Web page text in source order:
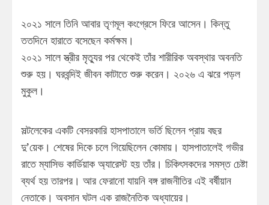
২০২১ সালে তিনি আবার তৃণমূল কংগ্রেসে ফিরে আসেন। কিন্তু
ততদিনে হারাতে বসেছেন কর্মক্ষম।
২০২১ সালে স্ত্রীর মৃত্যুর পর থেকেই তাঁর শারীরিক অবস্থার অবনতি
শুরু হয়। ঘরবন্দিই জীবন কাটাতে শুরু করেন। ২০২৬ এ ঝরে পড়ল
মুকুল।
সল্টলেকের একটি বেসরকারি হাসপাতালে ভর্তি ছিলেন প্রায় বছর
দু’য়েক। শেষের দিকে চলে গিয়েছিলেন কোমায়। হাসপাতালেই গভীর
রাতে ম্যাসিভ কার্ডিয়াক অ্যারেস্ট হয় তাঁর। চিকিৎসকদের সমস্ত চেষ্টা
ব্যর্থ হয় তারপর। আর ফেরানো যায়নি বঙ্গ রাজনীতির এই বর্ষীয়ান
নেতাকে। অবসান ঘটল এক রাজনৈতিক অধ্যায়ের।